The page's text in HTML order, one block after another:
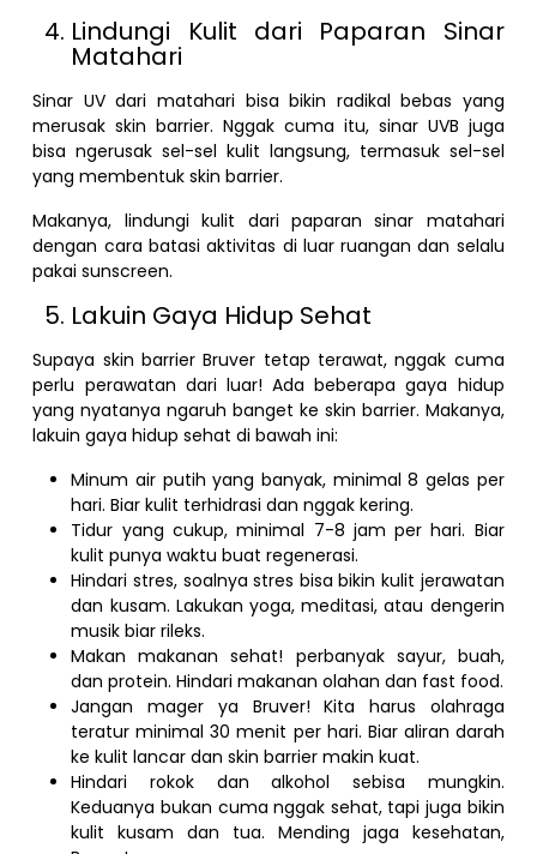
Lindungi Kulit dari Paparan Sinar
Matahari
Sinar UV dari matahari bisa bikin radikal bebas yang
merusak skin barrier. Nggak cuma itu, sinar UVB juga
bisa ngerusak sel-sel kulit langsung, termasuk sel-sel
yang membentuk skin barrier.
Makanya, lindungi kulit dari paparan sinar matahari
dengan cara batasi aktivitas di luar ruangan dan selalu
pakai sunscreen.
Lakuin Gaya Hidup Sehat
Supaya skin barrier Bruver tetap terawat, nggak cuma
perlu perawatan dari luar! Ada beberapa gaya hidup
yang nyatanya ngaruh banget ke skin barrier. Makanya,
lakuin gaya hidup sehat di bawah ini:
Minum air putih yang banyak, minimal 8 gelas per
hari. Biar kulit terhidrasi dan nggak kering.
Tidur yang cukup, minimal 7-8 jam per hari. Biar
kulit punya waktu buat regenerasi.
Hindari stres, soalnya stres bisa bikin kulit jerawatan
dan kusam. Lakukan yoga, meditasi, atau dengerin
musik biar rileks.
Makan makanan sehat! perbanyak sayur, buah,
dan protein. Hindari makanan olahan dan fast food.
Jangan mager ya Bruver! Kita harus olahraga
teratur minimal 30 menit per hari. Biar aliran darah
ke kulit lancar dan skin barrier makin kuat.
Hindari rokok dan alkohol sebisa mungkin.
Keduanya bukan cuma nggak sehat, tapi juga bikin
kulit kusam dan tua. Mending jaga kesehatan,